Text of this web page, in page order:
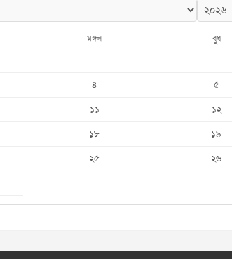
মঙ্গল বুধ
৪ ৫
১১ ১২
১৮ ১৯
২৫ ২৬